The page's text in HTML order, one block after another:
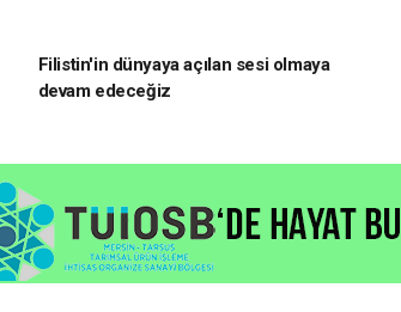
Filistin'in dünyaya açılan sesi olmaya
devam edeceğiz